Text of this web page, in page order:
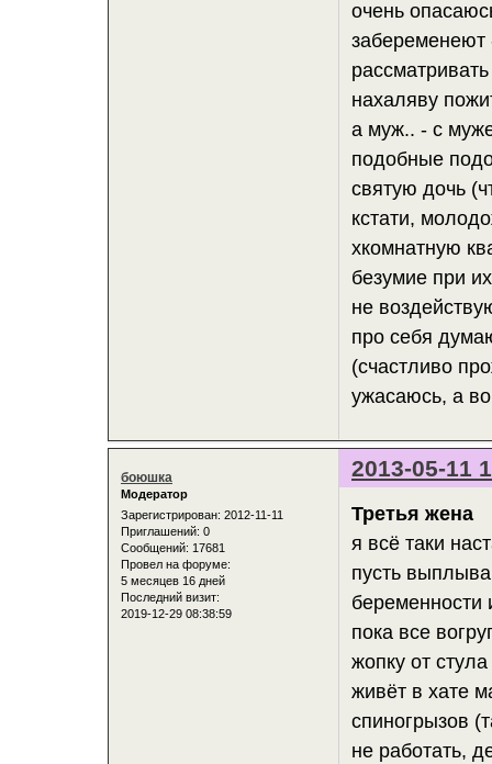
очень
забеременеют
нахаляву
а муж.. - с
подобные
святую дочь
кстати,
хкомнатную
безумие при
не
про себя
(счастливо
ужасаюсь, а
2013-05-11
боюшка
Модератор
Зарегистрирован: 2012-11-11
Приглашений: 0
Сообщений: 17681
Провел на форуме:
5 месяцев 16 дней
Последний визит:
2019-12-29 08:38:59
Третья жена
я всё таки
пусть
беременности
пока все
жопку от
живёт в хате
спиногрызов
не работать,